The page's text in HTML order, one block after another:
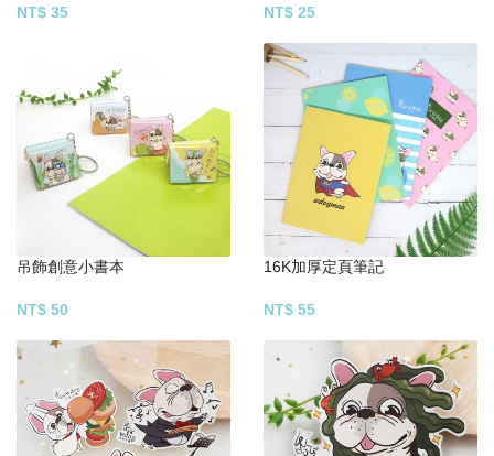
NT$ 35 NT$ 25
吊飾創意小書本
NT$ 50
16K加厚定頁筆記
NT$ 55